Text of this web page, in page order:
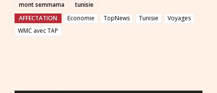
mont semmama
tunisie
AFFECTATION
Economie TopNews Tunisie
Voyages
WMC avec TAP